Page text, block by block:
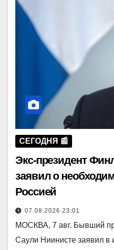
СЕГОДНЯ 📰
Экс-президент
заявил о
Россией
07.08.2026 23:01
МОСКВА, 7 авг. Бывший
Саули Ниинисте заявил в